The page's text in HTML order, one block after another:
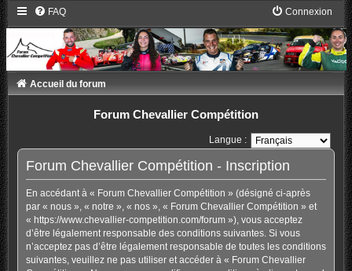
FAQ Connexion
Accueil du forum
Forum Chevallier Compétition
Langue :
Forum Chevallier Compétition - Inscription
En accédant à « Forum Chevallier Compétition » (désigné ci-après
par « nous », « notre », « nos », « Forum Chevallier Compétition » et
« https://www.chevallier-competition.com/forum »), vous acceptez
d’être légalement responsable des conditions suivantes. Si vous
n’acceptez pas d’être légalement responsable de toutes les conditions
suivantes, veuillez ne pas utiliser et accéder à « Forum Chevallier